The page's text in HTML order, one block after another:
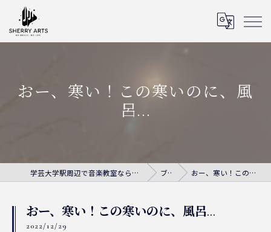
おー、寒い！この寒いのに、風
呂...
学芸大学駅周辺で音楽教室ならシェリー・アーツ音楽教室 ブログ おー、寒い！この寒いのに、風呂...
おー、寒い！この寒いのに、風呂...
2022/12/29